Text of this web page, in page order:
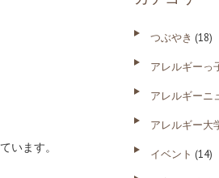
います。
つぶやき (18)
アレルギーっ
アレルギーニ
アレルギー大
イベント (14)